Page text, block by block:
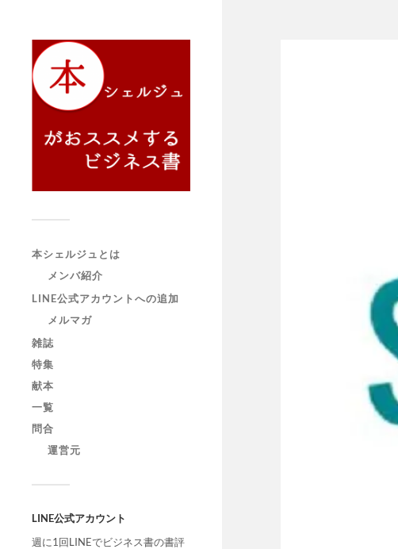
本シェルジュとは
メンバ紹介
LINE公式アカウントへの追加
メルマガ
雑誌
特集
献本
一覧
問合
運営元
LINE公式アカウント
週に1回LINEでビジネス書の書評